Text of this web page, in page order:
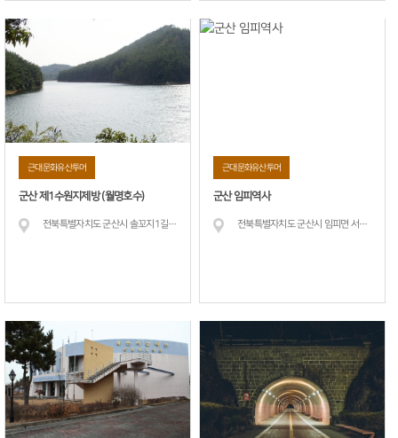
근대문화유산투어
군산 제1수원지제방 (월명호수)
전북특별자치도 군산시 솔꼬지1길 46 (소룡동)
근대문화유산투어
군산 임피역사
전북특별자치도 군산시 임피면 서원석곡로 2-5